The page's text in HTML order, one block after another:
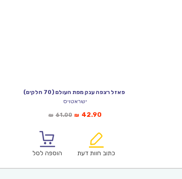
פאזל רצפה ענק מפת העולם (70 חלקים)
ישראטויס
₪ 61.00המחיר
₪61.00.
₪ 42.90המחיר
הוא:
כתוב חוות דעת
הוספה לסל